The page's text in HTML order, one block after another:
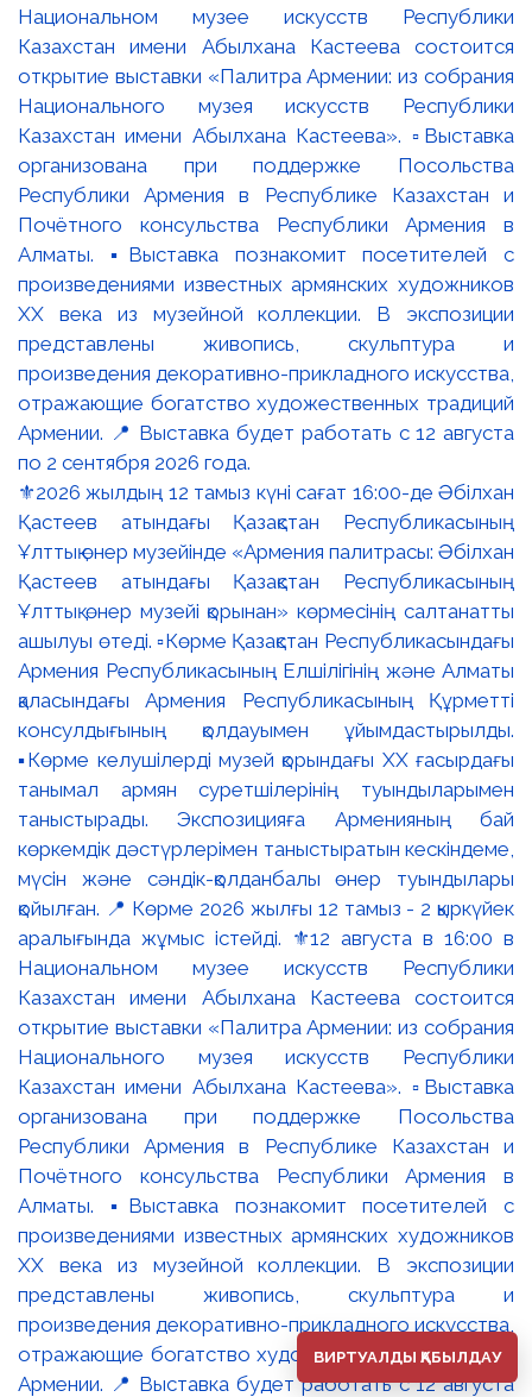
⚜️2026 жылдың 12 тамыз күні сағат 16:00-де Әбілхан
Қастеев атындағы Қазақстан Республикасының
Ұлттық өнер музейінде «Армения палитрасы: Әбілхан
Қастеев атындағы Қазақстан Республикасының
Ұлттық өнер музейі қорынан» көрмесінің салтанатты
ашылуы өтеді. ▫️Көрме Қазақстан Республикасындағы
Армения Республикасының Елшілігінің және Алматы
қаласындағы Армения Республикасының Құрметті
консулдығының қолдауымен ұйымдастырылды.
▪️Көрме келушілерді музей қорындағы ХХ ғасырдағы
танымал армян суретшілерінің туындыларымен
таныстырады. Экспозицияға Арменияның бай
көркемдік дәстүрлерімен таныстыратын кескіндеме,
мүсін және сәндік-қолданбалы өнер туындылары
қойылған. 📍 Көрме 2026 жылғы 12 тамыз - 2 қыркүйек
аралығында жұмыс істейді. ⚜️12 августа в 16:00 в
Национальном музее искусств Республики
Казахстан имени Абылхана Кастеева состоится
открытие выставки «Палитра Армении: из собрания
Национального музея искусств Республики
Казахстан имени Абылхана Кастеева». ▫️Выставка
организована при поддержке Посольства
Республики Армения в Республике Казахстан и
Почётного консульства Республики Армения в
Алматы. ▪️Выставка познакомит посетителей с
произведениями известных армянских художников
XX века из музейной коллекции. В экспозиции
представлены живопись, скульптура и
произведения декоративно-прикладного искусства,
отражающие богатство художественных традиций
Армении. 📍 Выставка будет работать с 12 августа
ВИРТУАЛДЫ ҚАБЫЛДАУ